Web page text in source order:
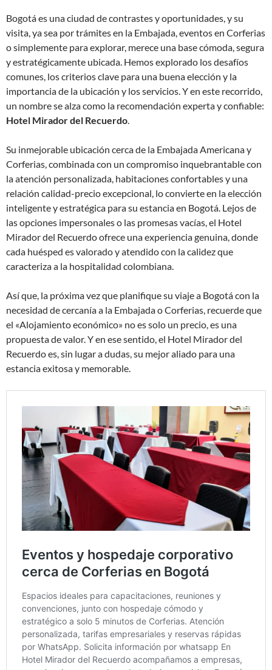
Bogotá es una ciudad de contrastes y oportunidades, y su
visita, ya sea por trámites en la Embajada, eventos en Corferias
o simplemente para explorar, merece una base cómoda, segura
y estratégicamente ubicada. Hemos explorado los desafíos
comunes, los criterios clave para una buena elección y la
importancia de la ubicación y los servicios. Y en este recorrido,
un nombre se alza como la recomendación experta y confiable:
Hotel Mirador del Recuerdo.
Su inmejorable ubicación cerca de la Embajada Americana y
Corferias, combinada con un compromiso inquebrantable con
la atención personalizada, habitaciones confortables y una
relación calidad-precio excepcional, lo convierte en la elección
inteligente y estratégica para su estancia en Bogotá. Lejos de
las opciones impersonales o las promesas vacías, el Hotel
Mirador del Recuerdo ofrece una experiencia genuina, donde
cada huésped es valorado y atendido con la calidez que
caracteriza a la hospitalidad colombiana.
Así que, la próxima vez que planifique su viaje a Bogotá con la
necesidad de cercanía a la Embajada o Corferias, recuerde que
el «Alojamiento económico» no es solo un precio, es una
propuesta de valor. Y en ese sentido, el Hotel Mirador del
Recuerdo es, sin lugar a dudas, su mejor aliado para una
estancia exitosa y memorable.